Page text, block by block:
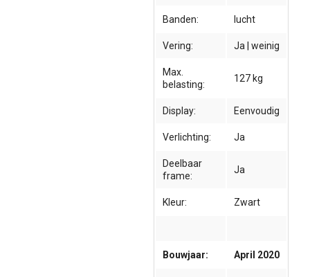
Banden: lucht
Vering: Ja | weinig
Max.
belasting:
127 kg
Display: Eenvoudig
Verlichting: Ja
Deelbaar
frame:
Ja
Kleur: Zwart
Bouwjaar: April 2020